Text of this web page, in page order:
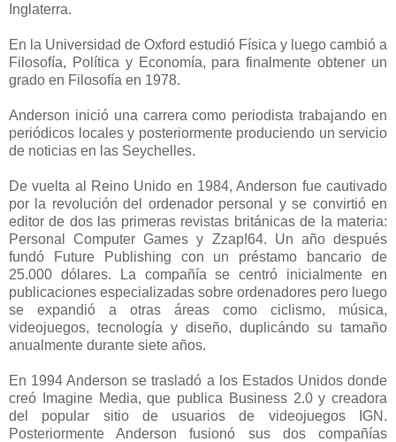
Inglaterra.
En la Universidad de Oxford estudió Física y luego cambió a
Filosofía, Política y Economía, para finalmente obtener un
grado en Filosofía en 1978.
Anderson inició una carrera como periodista trabajando en
periódicos locales y posteriormente produciendo un servicio
de noticias en las Seychelles.
De vuelta al Reino Unido en 1984, Anderson fue cautivado
por la revolución del ordenador personal y se convirtió en
editor de dos las primeras revistas británicas de la materia:
Personal Computer Games y Zzap!64. Un año después
fundó Future Publishing con un préstamo bancario de
25.000 dólares. La compañía se centró inicialmente en
publicaciones especializadas sobre ordenadores pero luego
se expandió a otras áreas como ciclismo, música,
videojuegos, tecnología y diseño, duplicándo su tamaño
anualmente durante siete años.
En 1994 Anderson se trasladó a los Estados Unidos donde
creó Imagine Media, que publica Business 2.0 y creadora
del popular sitio de usuarios de videojuegos IGN.
Posteriormente Anderson fusionó sus dos compañías